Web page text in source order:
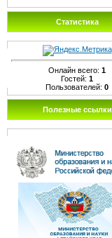
Статистика
Онлайн всего: 1
Гостей: 1
Пользователей: 0
Полезные ссылки